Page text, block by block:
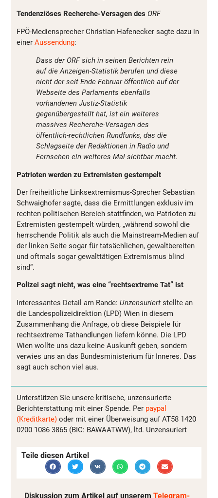
Tendenziöses Recherche-Versagen des ORF
FPÖ-Mediensprecher Christian Hafenecker sagte dazu in
einer Aussendung:
Dass der ORF sich in seinen Berichten rein
auf die Anzeigen-Statistik berufen und diese
nicht der seit Ende Februar öffentlich auf der
Webseite des Parlaments ebenfalls
vorhandenen Justiz-Statistik
gegenübergestellt hat, ist ein weiteres
massives Recherche-Versagen des
öffentlich-rechtlichen Rundfunks, das die
Schlagseite der Redaktionen in Radio und
Fernsehen ein weiteres Mal sichtbar macht.
Patrioten werden zu Extremisten gestempelt
Der freiheitliche Linksextremismus-Sprecher Sebastian
Schwaighofer sagte, dass die Ermittlungen exklusiv im
rechten politischen Bereich stattfinden, wo Patrioten zu
Extremisten gestempelt würden, „während sowohl die
herrschende Politik als auch die Mainstream-Medien auf
der linken Seite sogar für tatsächlichen, gewaltbereiten
und oftmals sogar gewalttätigen Extremismus blind
sind“.
Polizei sagt nicht, was eine “rechtsextreme Tat” ist
Interessantes Detail am Rande: Unzensuriert stellte an
die Landespolizeidirektion (LPD) Wien in diesem
Zusammenhang die Anfrage, ob diese Beispiele für
rechtsextreme Tathandlungen liefern könne. Die LPD
Wien wollte uns dazu keine Auskunft geben, sondern
verwies uns an das Bundesministerium für Inneres. Das
sagt auch schon viel aus.
Unterstützen Sie unsere kritische, unzensurierte
Berichterstattung mit einer Spende. Per paypal
(Kreditkarte) oder mit einer Überweisung auf AT58 1420
0200 1086 3865 (BIC: BAWAATWW), ltd. Unzensuriert
Teile diesen Artikel
Diskussion zum Artikel auf unserem Telegram-